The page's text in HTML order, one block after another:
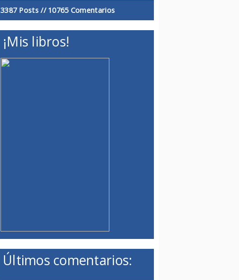
3387 Posts // 10765 Comentarios
¡Mis libros!
Últimos comentarios: